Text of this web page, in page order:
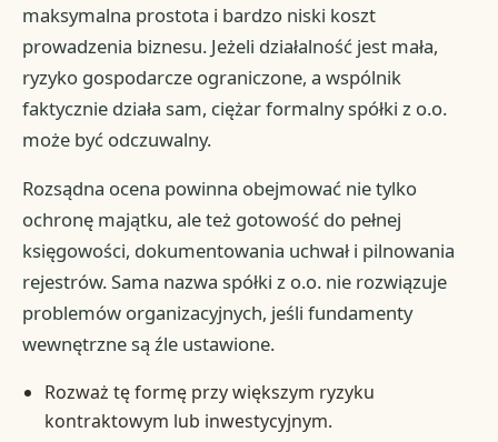
maksymalna prostota i bardzo niski koszt
prowadzenia biznesu. Jeżeli działalność jest mała,
ryzyko gospodarcze ograniczone, a wspólnik
faktycznie działa sam, ciężar formalny spółki z o.o.
może być odczuwalny.
Rozsądna ocena powinna obejmować nie tylko
ochronę majątku, ale też gotowość do pełnej
księgowości, dokumentowania uchwał i pilnowania
rejestrów. Sama nazwa spółki z o.o. nie rozwiązuje
problemów organizacyjnych, jeśli fundamenty
wewnętrzne są źle ustawione.
Rozważ tę formę przy większym ryzyku
kontraktowym lub inwestycyjnym.